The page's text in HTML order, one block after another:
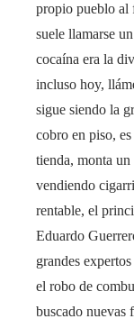
propio pueblo al
suele llamarse
cocaína era la
incluso hoy,
sigue siendo la
cobro en piso,
tienda, monta un
vendiendo
rentable, el
Eduardo
grandes
el robo de
buscado nuevas